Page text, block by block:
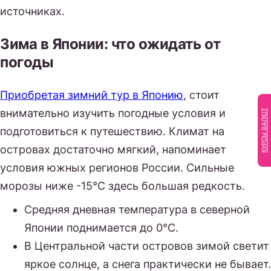
источниках.
Зима в Японии: что ожидать от
погоды
Приобретая зимний тур в Японию, стоит
внимательно изучить погодные условия и
подготовиться к путешествию. Климат на
островах достаточно мягкий, напоминает
условия южных регионов России. Сильные
морозы ниже -15°С здесь большая редкость.
Средняя дневная температура в северной
Японии поднимается до 0°С.
В Центральной части островов зимой светит
яркое солнце, а снега практически не бывает.
КУРСЫ ВАЛЮТ